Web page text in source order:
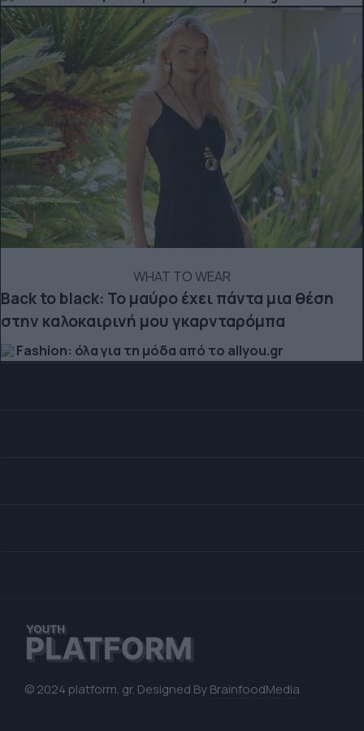
WHAT TO WEAR
Back to black: Το μαύρο έχει πάντα μια θέση
στην καλοκαιρινή μου γκαρνταρόμπα
Fashion: όλα για τη μόδα από το allyou.gr
© 2024 platform. gr. Designed ByBrainfoodMedia